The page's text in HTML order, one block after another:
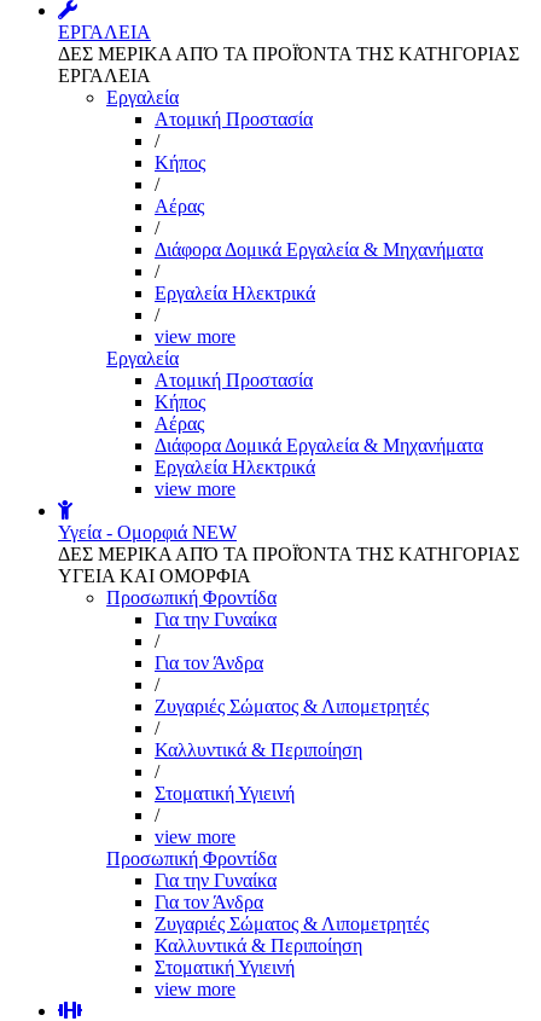
ΕΡΓΑΛΕΙΑ
ΔΕΣ ΜΕΡΙΚΑ ΑΠΌ ΤΑ ΠΡΟΪΌΝΤΑ ΤΗΣ ΚΑΤΗΓΟΡΙΑΣ
ΕΡΓΑΛΕΙΑ
Εργαλεία
Aτομική Προστασία
/
Kήπος
/
Αέρας
/
Διάφορα Δομικά Εργαλεία & Μηχανήματα
/
Εργαλεία Ηλεκτρικά
/
view more
Εργαλεία
Aτομική Προστασία
Kήπος
Αέρας
Διάφορα Δομικά Εργαλεία & Μηχανήματα
Εργαλεία Ηλεκτρικά
view more
Υγεία - Ομορφιά NEW
ΔΕΣ ΜΕΡΙΚΑ ΑΠΌ ΤΑ ΠΡΟΪΌΝΤΑ ΤΗΣ ΚΑΤΗΓΟΡΙΑΣ
ΥΓΕΙΑ ΚΑΙ ΟΜΟΡΦΙΑ
Προσωπική Φροντίδα
Για την Γυναίκα
/
Για τον Άνδρα
/
Ζυγαριές Σώματος & Λιπομετρητές
/
Καλλυντικά & Περιποίηση
/
Στοματική Υγιεινή
/
view more
Προσωπική Φροντίδα
Για την Γυναίκα
Για τον Άνδρα
Ζυγαριές Σώματος & Λιπομετρητές
Καλλυντικά & Περιποίηση
Στοματική Υγιεινή
view more